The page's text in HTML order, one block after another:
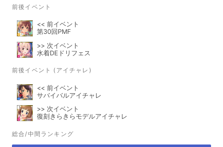
前後イベント
<< 前イベント
第30回PMF
>> 次イベント
水着DEドリフェス
前後イベント (アイチャレ)
<< 前イベント
サバイバルアイチャレ
>> 次イベント
復刻きらきらモデルアイチャレ
総合/中間ランキング